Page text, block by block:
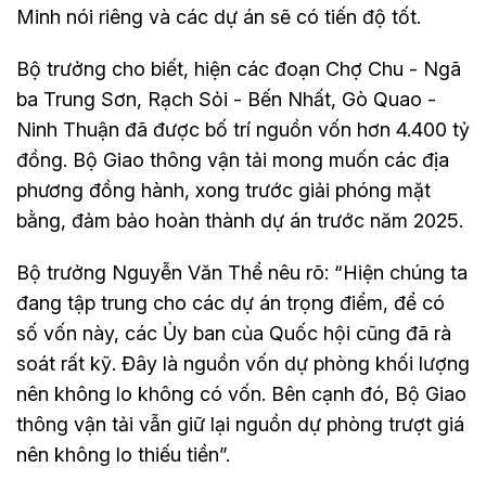
Minh nói riêng và các dự án sẽ có tiến độ tốt.
Bộ trưởng cho biết, hiện các đoạn Chợ Chu - Ngã
ba Trung Sơn, Rạch Sỏi - Bến Nhất, Gò Quao -
Ninh Thuận đã được bố trí nguồn vốn hơn 4.400 tỷ
đồng. Bộ Giao thông vận tải mong muốn các địa
phương đồng hành, xong trước giải phóng mặt
bằng, đảm bảo hoàn thành dự án trước năm 2025.
Bộ trưởng Nguyễn Văn Thể nêu rõ: “Hiện chúng ta
đang tập trung cho các dự án trọng điểm, để có
số vốn này, các Ủy ban của Quốc hội cũng đã rà
soát rất kỹ. Đây là nguồn vốn dự phòng khối lượng
nên không lo không có vốn. Bên cạnh đó, Bộ Giao
thông vận tải vẫn giữ lại nguồn dự phòng trượt giá
nên không lo thiếu tiền”.